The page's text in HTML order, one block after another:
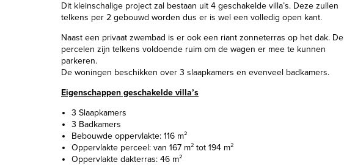
Dit kleinschalige project zal bestaan uit 4 geschakelde villa’s. Deze zullen
telkens per 2 gebouwd worden dus er is wel een volledig open kant.
Naast een privaat zwembad is er ook een riant zonneterras op het dak. De
percelen zijn telkens voldoende ruim om de wagen er mee te kunnen
parkeren.
De woningen beschikken over 3 slaapkamers en evenveel badkamers.
Eigenschappen geschakelde villa’s
3 Slaapkamers
3 Badkamers
Bebouwde oppervlakte: 116 m²
Oppervlakte perceel: van 167 m² tot 194 m²
Oppervlakte dakterras: 46 m²